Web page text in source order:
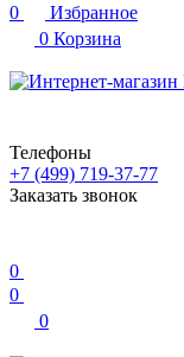
0
Избранное
0 Корзина
Телефоны
+7 (499) 719-37-77
Заказать звонок
0
0
0